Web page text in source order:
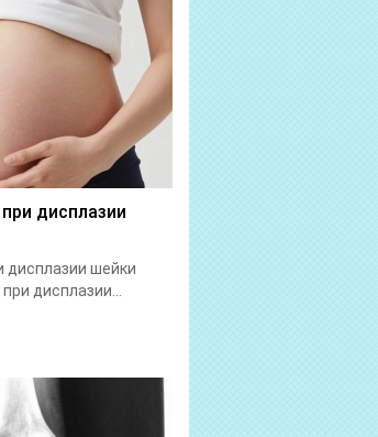
дисплазии
дисплазии шейки
дисплазии...